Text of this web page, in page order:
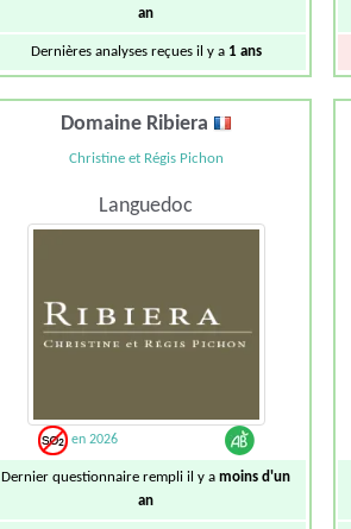
an
Dernières analyses reçues il y a 1 ans
Domaine Ribiera
Christine et Régis Pichon
Languedoc
en 2026
Dernier questionnaire rempli il y amoins d'un
an